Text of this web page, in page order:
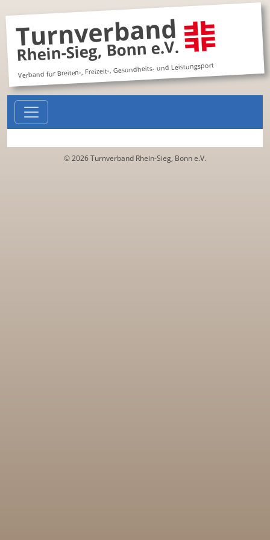
Turnverband
Rhein-Sieg, Bonn e.V.
Verband für Breiten-, Freizeit-, Gesundheits- und Leistungsport
© 2026 Turnverband Rhein-Sieg, Bonn e.V.